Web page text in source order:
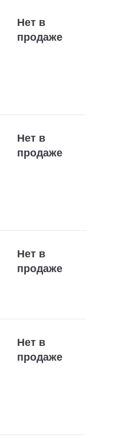
Нет в
продаже
Нет в
продаже
Нет в
продаже
Нет в
продаже